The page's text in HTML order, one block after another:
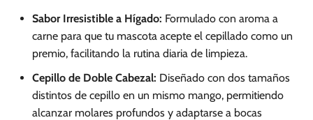
Sabor Irresistible a Hígado: Formulado con aroma a
carne para que tu mascota acepte el cepillado como un
premio, facilitando la rutina diaria de limpieza.
Cepillo de Doble Cabezal: Diseñado con dos tamaños
distintos de cepillo en un mismo mango, permitiendo
alcanzar molares profundos y adaptarse a bocas